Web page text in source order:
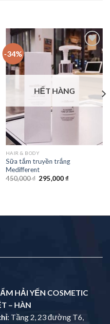
-34%
Add to
Wishlist
HẾT HÀNG
HAIR & BODY
Sữa tắm truyền trắng
Medifferent
450,000₫ 295,000₫
HẢI YẾN COSMETIC
– HÀN
: Tầng 2, 23 đường T6,